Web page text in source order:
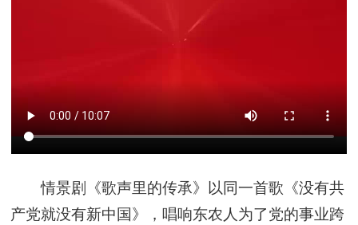
情景剧《歌声里的传承》以同一首歌《没有共
产党就没有新中国》，唱响东农人为了党的事业跨